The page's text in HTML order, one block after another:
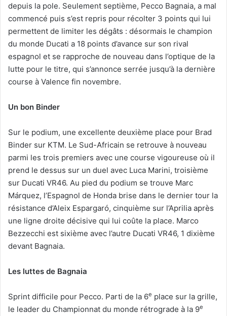
depuis la pole. Seulement septième, Pecco Bagnaia, a mal
commencé puis s’est repris pour récolter 3 points qui lui
permettent de limiter les dégâts : désormais le champion
du monde Ducati a 18 points d’avance sur son rival
espagnol et se rapproche de nouveau dans l’optique de la
lutte pour le titre, qui s’annonce serrée jusqu’à la dernière
course à Valence fin novembre.
Un bon Binder
Sur le podium, une excellente deuxième place pour Brad
Binder sur KTM. Le Sud-Africain se retrouve à nouveau
parmi les trois premiers avec une course vigoureuse où il
prend le dessus sur un duel avec Luca Marini, troisième
sur Ducati VR46. Au pied du podium se trouve Marc
Márquez, l’Espagnol de Honda brise dans le dernier tour la
résistance d’Aleix Espargaró, cinquième sur l’Aprilia après
une ligne droite décisive qui lui coûte la place. Marco
Bezzecchi est sixième avec l’autre Ducati VR46, 1 dixième
devant Bagnaia.
Les luttes de Bagnaia
Sprint difficile pour Pecco. Parti de la 6e place sur la grille,
le leader du Championnat du monde rétrograde à la 9e